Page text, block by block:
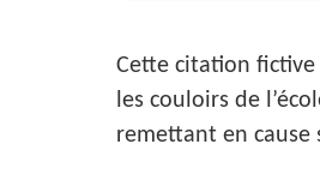
Cette citation
les couloirs de
remettant en cause